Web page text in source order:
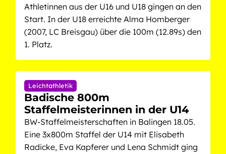
Athletinnen aus der U16 und U18 gingen an den
Start. In der U18 erreichte Alma Homberger
(2007, LC Breisgau) über die 100m (12.89s) den
1. Platz.
Leichtathletik
Badische 800m
Staffelmeisterinnen in der U14
BW-Staffelmeisterschaften in Balingen 18.05.
Eine 3x800m Staffel der U14 mit Elisabeth
Radicke, Eva Kapferer und Lena Schmidt ging